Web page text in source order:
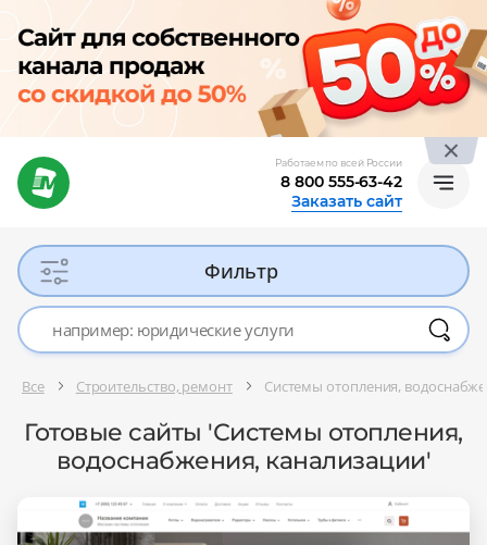
Работаем по всей России
8 800 555-63-42
Заказать сайт
Фильтр
Все Строительство, ремонт Системы отопления,
Готовые сайты 'Системы отопления,
водоснабжения, канализации'